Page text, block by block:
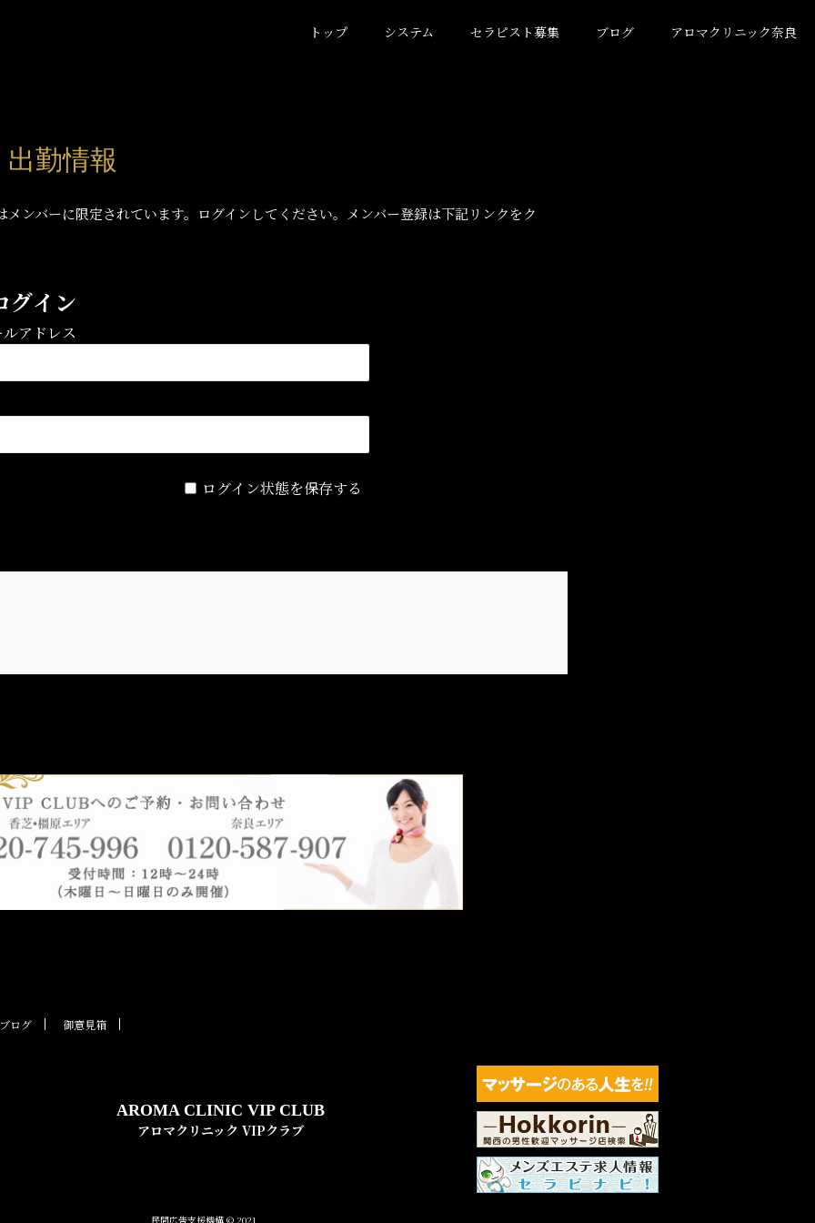
トップ システム セラピスト募集 ブログ アロマクリニック奈良
勤情報
メンバーに限定されています。ログインしてください。メンバー登録は下記リンクをク
グイン
アドレス
ログイン状態を保存する
ブログ 御意見箱
AROMA CLINIC VIP CLUB
アロマクリニック VIPクラブ
民間広告支援機構 © 2021